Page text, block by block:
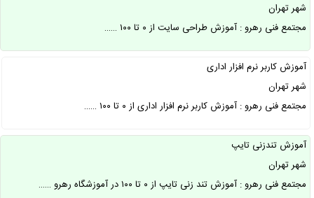
شهر تهران
مجتمع فنی رهرو : آموزش طراحی سایت از ۰ تا ۱۰۰ ……
آموزش کاربر نرم افزار اداری
شهر تهران
مجتمع فنی رهرو : آموزش کاربر نرم افزار اداری از ۰ تا ۱۰۰ ……
آموزش تندزنی تایپ
شهر تهران
مجتمع فنی رهرو : آموزش تند زنی تایپ از ۰ تا ۱۰۰ در آموزشگاه رهرو ……